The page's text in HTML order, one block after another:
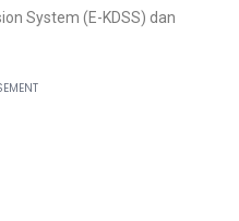
System (E-KDSS) dan